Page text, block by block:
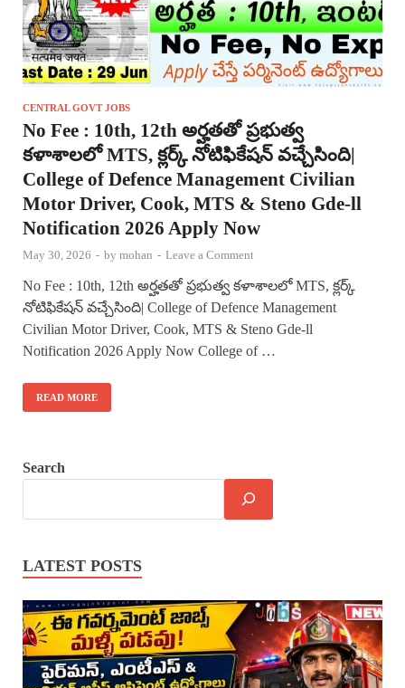
CENTRAL GOVT JOBS
No Fee : 10th, 12th అర్హతతో ప్రభుత్వ
కళాశాలలో MTS, క్లర్క్ నోటిఫికేషన్ వచ్చేసింది|
College of Defence Management Civilian
Motor Driver, Cook, MTS & Steno Gde-ll
Notification 2026 Apply Now
May 30, 2026 - by mohan - Leave a Comment
No Fee : 10th, 12th అర్హతతో ప్రభుత్వ కళాశాలలో MTS, క్లర్క్
నోటిఫికేషన్ వచ్చేసింది| College of Defence Management
Civilian Motor Driver, Cook, MTS & Steno Gde-ll
Notification 2026 Apply Now College of …
READ MORE
Search
LATEST POSTS